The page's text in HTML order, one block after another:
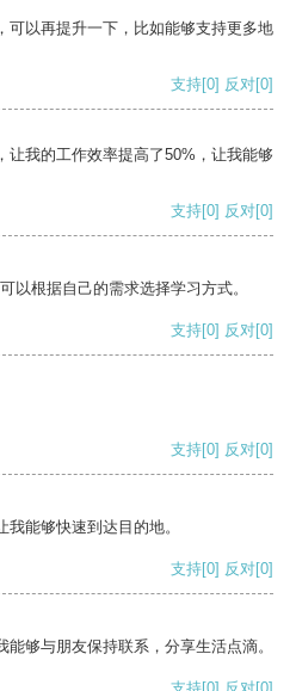
可以再提升一下，比如能够支持更多地
支持[0] 反对[0]
让我的工作效率提高了50%，让我能够
支持[0] 反对[0]
以根据自己的需求选择学习方式。
支持[0] 反对[0]
支持[0] 反对[0]
能够快速到达目的地。
支持[0] 反对[0]
够与朋友保持联系，分享生活点滴。